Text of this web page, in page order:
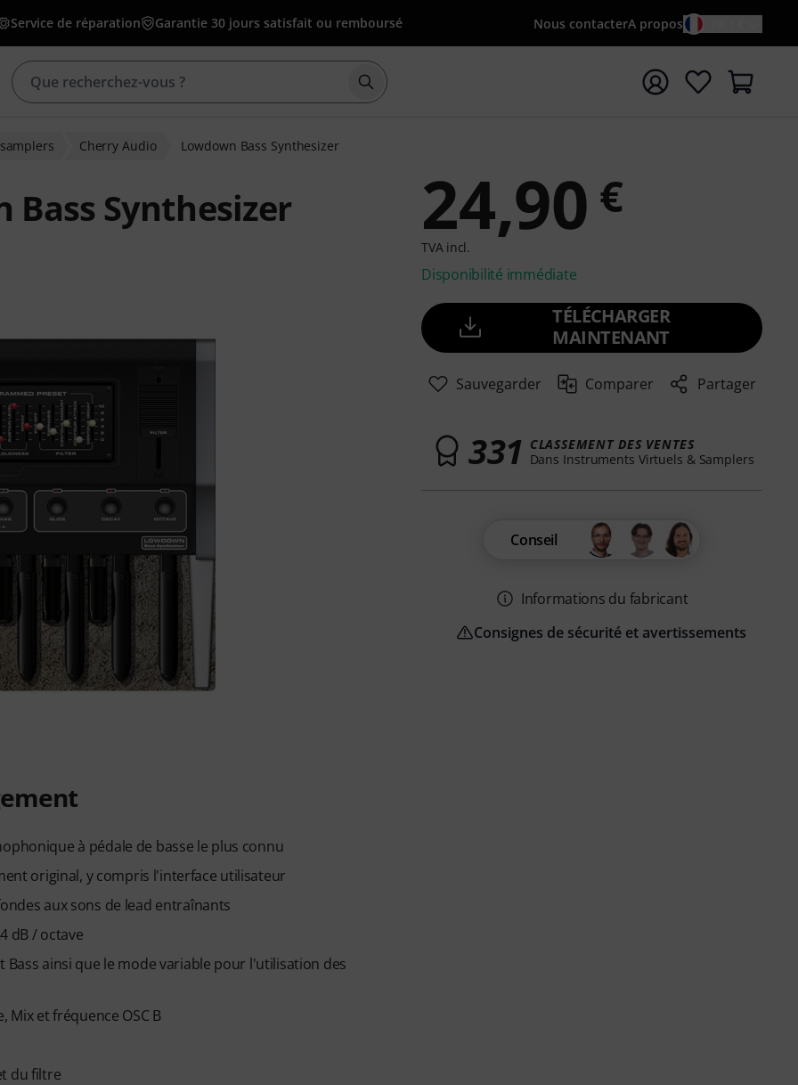
Service de réparation Garantie 30 jours satisfait ou remboursé Nous contacterA propos
Démarrer la recherche avec le terme de recherche
Cherry Audio Lowdown Bass Synthesizer
Bass Synthesizer
clients
à pédale de basse le plus connu
original, y compris l'interface utilisateur
aux sons de lead entraînants
dB / octave
ainsi que le mode variable pour l'utilisation des
Mix et fréquence OSC B
du filtre
24,90 €
TVA incl.
Disponibilité immédiate
TÉLÉCHARGER
MAINTENANT
Sauvegarder Comparer Partager
331 CLASSEMENT DES VENTES
Dans Instruments Virtuels & Samplers
Conseil
Informations du fabricant
Consignes de sécurité et avertissements